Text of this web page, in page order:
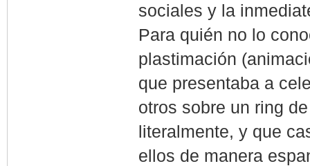
sociales y la
Para quién no lo
plastimación
que presentaba a
otros sobre un ring
literalmente, y que
ellos de manera